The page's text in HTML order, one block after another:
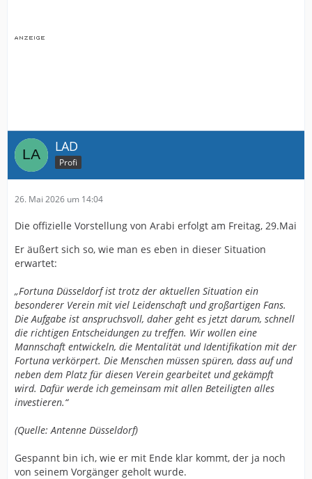
LAD
Profi
26. Mai 2026 um 14:04
Die offizielle Vorstellung von Arabi erfolgt am Freitag, 29.Mai
Er äußert sich so, wie man es eben in dieser Situation
erwartet:
„Fortuna Düsseldorf ist trotz der aktuellen Situation ein
besonderer Verein mit viel Leidenschaft und großartigen Fans.
Die Aufgabe ist anspruchsvoll, daher geht es jetzt darum, schnell
die richtigen Entscheidungen zu treffen. Wir wollen eine
Mannschaft entwickeln, die Mentalität und Identifikation mit der
Fortuna verkörpert. Die Menschen müssen spüren, dass auf und
neben dem Platz für diesen Verein gearbeitet und gekämpft
wird. Dafür werde ich gemeinsam mit allen Beteiligten alles
investieren.“
(Quelle: Antenne Düsseldorf)
Gespannt bin ich, wie er mit Ende klar kommt, der ja noch
von seinem Vorgänger geholt wurde.